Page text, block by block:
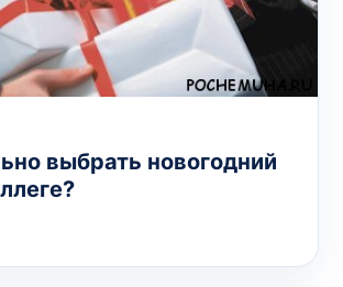
выбрать новогодний